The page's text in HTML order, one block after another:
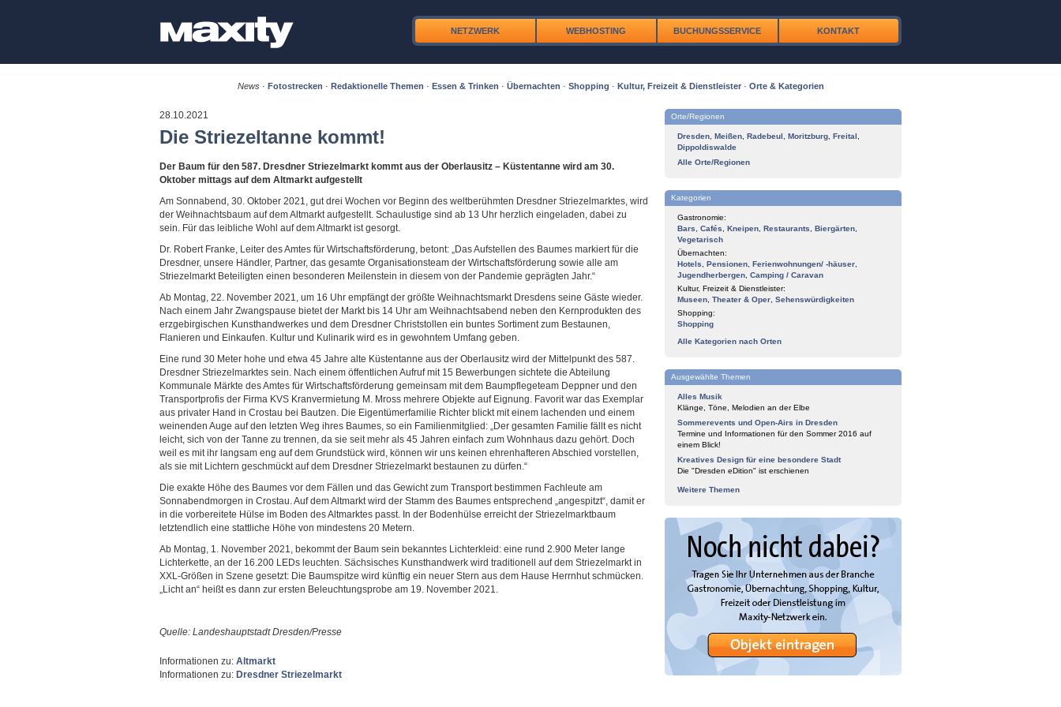
NETZWERK WEBHOSTING BUCHUNGSSERVICE KONTAKT
News· Fotostrecken · Redaktionelle Themen · Essen & Trinken · Übernachten · Shopping · Kultur, Freizeit & Dienstleister· Orte & Kategorien
28.10.2021
Die Striezeltanne kommt!
Der Baum für den 587. Dresdner Striezelmarkt kommt aus der Oberlausitz – Küstentanne wird am 30.
Oktober mittags auf dem Altmarkt aufgestellt
Am Sonnabend, 30. Oktober 2021, gut drei Wochen vor Beginn des weltberühmten Dresdner Striezelmarktes, wird
der Weihnachtsbaum auf dem Altmarkt aufgestellt. Schaulustige sind ab 13 Uhr herzlich eingeladen, dabei zu
sein. Für das leibliche Wohl auf dem Altmarkt ist gesorgt.
Dr. Robert Franke, Leiter des Amtes für Wirtschaftsförderung, betont: „Das Aufstellen des Baumes markiert für die
Dresdner, unsere Händler, Partner, das gesamte Organisationsteam der Wirtschaftsförderung sowie alle am
Striezelmarkt Beteiligten einen besonderen Meilenstein in diesem von der Pandemie geprägten Jahr.“
Ab Montag, 22. November 2021, um 16 Uhr empfängt der größte Weihnachtsmarkt Dresdens seine Gäste wieder.
Nach einem Jahr Zwangspause bietet der Markt bis 14 Uhr am Weihnachtsabend neben den Kernprodukten des
erzgebirgischen Kunsthandwerkes und dem Dresdner Christstollen ein buntes Sortiment zum Bestaunen,
Flanieren und Einkaufen. Kultur und Kulinarik wird es in gewohntem Umfang geben.
Eine rund 30 Meter hohe und etwa 45 Jahre alte Küstentanne aus der Oberlausitz wird der Mittelpunkt des 587.
Dresdner Striezelmarktes sein. Nach einem öffentlichen Aufruf mit 15 Bewerbungen sichtete die Abteilung
Kommunale Märkte des Amtes für Wirtschaftsförderung gemeinsam mit dem Baumpflegeteam Deppner und den
Transportprofis der Firma KVS Kranvermietung M. Mross mehrere Objekte auf Eignung. Favorit war das Exemplar
aus privater Hand in Crostau bei Bautzen. Die Eigentümerfamilie Richter blickt mit einem lachenden und einem
weinenden Auge auf den letzten Weg ihres Baumes, so ein Familienmitglied: „Der gesamten Familie fällt es nicht
leicht, sich von der Tanne zu trennen, da sie seit mehr als 45 Jahren einfach zum Wohnhaus dazu gehört. Doch
weil es mit ihr langsam eng auf dem Grundstück wird, können wir uns keinen ehrenhafteren Abschied vorstellen,
als sie mit Lichtern geschmückt auf dem Dresdner Striezelmarkt bestaunen zu dürfen.“
Die exakte Höhe des Baumes vor dem Fällen und das Gewicht zum Transport bestimmen Fachleute am
Sonnabendmorgen in Crostau. Auf dem Altmarkt wird der Stamm des Baumes entsprechend „angespitzt“, damit er
in die vorbereitete Hülse im Boden des Altmarktes passt. In der Bodenhülse erreicht der Striezelmarktbaum
letztendlich eine stattliche Höhe von mindestens 20 Metern.
Ab Montag, 1. November 2021, bekommt der Baum sein bekanntes Lichterkleid: eine rund 2.900 Meter lange
Lichterkette, an der 16.200 LEDs leuchten. Sächsisches Kunsthandwerk wird traditionell auf dem Striezelmarkt in
XXL-Größen in Szene gesetzt: Die Baumspitze wird künftig ein neuer Stern aus dem Hause Herrnhut schmücken.
„Licht an“ heißt es dann zur ersten Beleuchtungsprobe am 19. November 2021.
Quelle: Landeshauptstadt Dresden/Presse
Informationen zu: Altmarkt
Informationen zu: Dresdner Striezelmarkt
Orte/Regionen
Dresden Meißen Radebeul Moritzburg Freital
Dippoldiswalde
Alle Orte/Regionen
Kategorien
Gastronomie:
Bars
Cafés Kneipen Restaurants Biergärten
Vegetarisch
Übernachten:
Hotels
Pensionen Ferienwohnungen/ -häuser
Jugendherbergen Camping / Caravan
Kultur, Freizeit & Dienstleister:
Museen Theater & Oper Sehenswürdigkeiten
Shopping:
Shopping
Alle Kategorien nach Orten
Ausgewählte Themen
Alles Musik
Klänge, Töne, Melodien an der Elbe
Sommerevents und Open-Airs in Dresden
Termine und Informationen für den Sommer 2016 auf
einem Blick!
Kreatives Design für eine besondere Stadt
Die "Dresden eDition" ist erschienen
Weitere Themen